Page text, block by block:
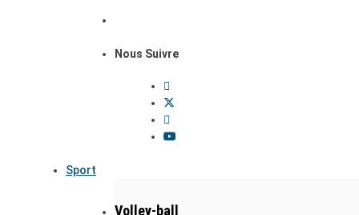
Nous Suivre
Sport
Volley-ball